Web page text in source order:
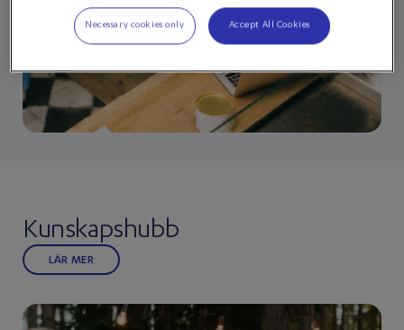
Kunskapshubb
LÄR MER
Necessary cookies only Accept All Cookies